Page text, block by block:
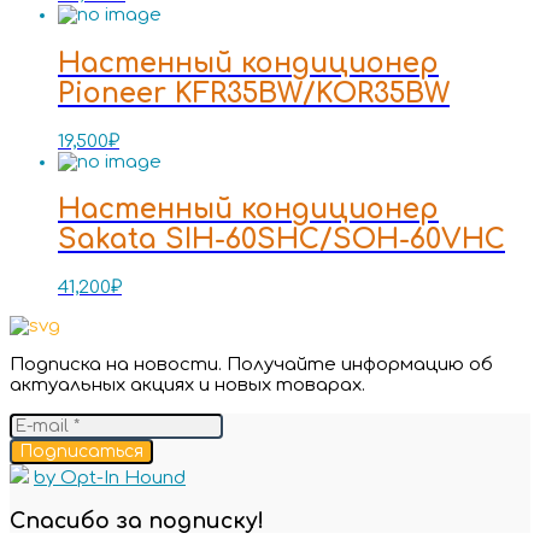
Настенный кондиционер
Pioneer KFR35BW/KOR35BW
19,500₽
Настенный кондиционер
Sakata SIH-60SHC/SOH-60VHC
41,200₽
Подписка на новости. Получайте информацию об
актуальных акциях и новых товарах.
Подписаться
by Opt-In Hound
Спасибо за подписку!